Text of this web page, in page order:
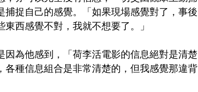
捕捉自己的感覺。「如果現場感覺對了，事後
西感覺不對，我就不想要了。」
因為他感到，「荷李活電影的信息絕對是清楚
各種信息組合是非常清楚的，但我感覺那違背